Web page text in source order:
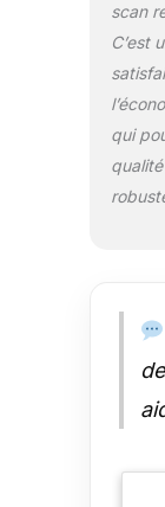
scan
C’est
qui